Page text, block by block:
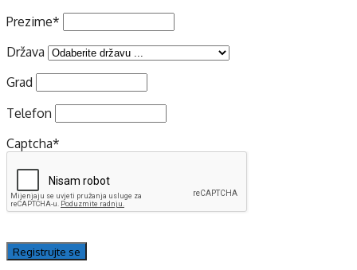
Prezime*
Država
Grad
Telefon
Captcha*